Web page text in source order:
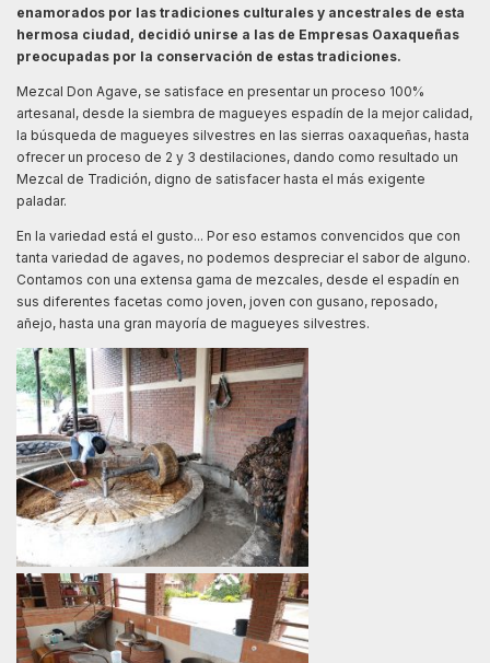
enamorados por las tradiciones culturales y ancestrales de esta
hermosa ciudad, decidió unirse a las de Empresas Oaxaqueñas
preocupadas por la conservación de estas tradiciones.
Mezcal Don Agave, se satisface en presentar un proceso 100%
artesanal, desde la siembra de magueyes espadín de la mejor calidad,
la búsqueda de magueyes silvestres en las sierras oaxaqueñas, hasta
ofrecer un proceso de 2 y 3 destilaciones, dando como resultado un
Mezcal de Tradición, digno de satisfacer hasta el más exigente
paladar.
En la variedad está el gusto... Por eso estamos convencidos que con
tanta variedad de agaves, no podemos despreciar el sabor de alguno.
Contamos con una extensa gama de mezcales, desde el espadín en
sus diferentes facetas como joven, joven con gusano, reposado,
añejo, hasta una gran mayoría de magueyes silvestres.